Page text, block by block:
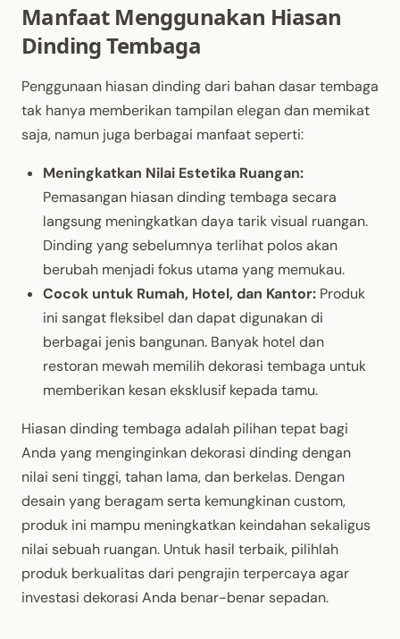
Manfaat Menggunakan Hiasan
Dinding Tembaga
Penggunaan hiasan dinding dari bahan dasar tembaga
tak hanya memberikan tampilan elegan dan memikat
saja, namun juga berbagai manfaat seperti:
Meningkatkan Nilai Estetika Ruangan:
Pemasangan hiasan dinding tembaga secara
langsung meningkatkan daya tarik visual ruangan.
Dinding yang sebelumnya terlihat polos akan
berubah menjadi fokus utama yang memukau.
Cocok untuk Rumah, Hotel, dan Kantor: Produk
ini sangat fleksibel dan dapat digunakan di
berbagai jenis bangunan. Banyak hotel dan
restoran mewah memilih dekorasi tembaga untuk
memberikan kesan eksklusif kepada tamu.
Hiasan dinding tembaga adalah pilihan tepat bagi
Anda yang menginginkan dekorasi dinding dengan
nilai seni tinggi, tahan lama, dan berkelas. Dengan
desain yang beragam serta kemungkinan custom,
produk ini mampu meningkatkan keindahan sekaligus
nilai sebuah ruangan. Untuk hasil terbaik, pilihlah
produk berkualitas dari pengrajin terpercaya agar
investasi dekorasi Anda benar-benar sepadan.